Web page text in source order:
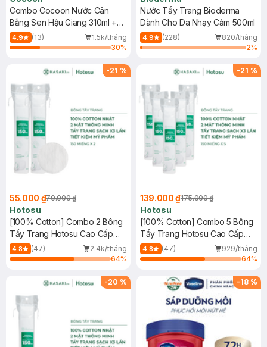
Combo Cocoon Nước Cân
Bằng Sen Hậu Giang 310ml +
Nước Tẩy Trang Bí Đao 500ml
4.9 (13)
1.5k/tháng
30%
Nước Tẩy Trang Bioderma
Dành Cho Da Nhạy Cảm 500ml
4.9 (228)
820/tháng
2%
-21 %
55.000 ₫70.000 ₫
Hotosu
[100% Cotton] Combo 2 Bông
Tẩy Trang Hotosu Cao Cấp
150 Miếng
4.8 (47)
2.4k/tháng
64%
-21 %
139.000 ₫175.000 ₫
Hotosu
[100% Cotton] Combo 5 Bông
Tẩy Trang Hotosu Cao Cấp
150 Miếng
4.8 (47)
929/tháng
64%
-20 % -18 %